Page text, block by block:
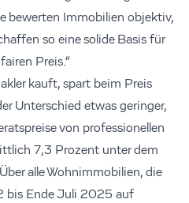
bewerten Immobilien objektiv,
so eine solide Basis für
Preis.“
kauft, spart beim Preis
Unterschied etwas geringer,
von professionellen
7,3 Prozent unter dem
alle Wohnimmobilien, die
bis Ende Juli 2025 auf